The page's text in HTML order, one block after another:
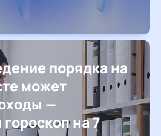
порядка на
может
—
на 7